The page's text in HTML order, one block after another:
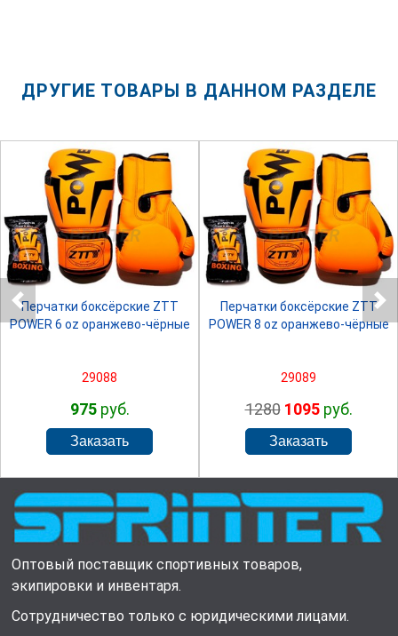
ДРУГИЕ ТОВАРЫ В ДАННОМ РАЗДЕЛЕ
SPRINTER
Перчатки боксёрские ZTT
POWER 6 oz оранжево-чёрные
29088
975руб.
SPRINTER
Перчатки боксёрские ZTT
POWER 8 oz оранжево-чёрные
29089
1280 1095руб.
Оптовый поставщик спортивных товаров,
экипировки и инвентаря.
Сотрудничество только с юридическими лицами.